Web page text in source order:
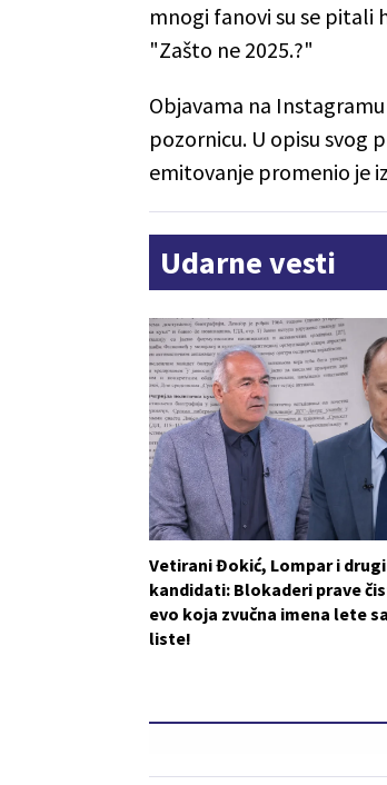
mnogi fanovi su se pitali
"Zašto ne 2025.?"
Objavama na
pozornicu. U opisu svog
emitovanje promenio je
Udarne vesti
Vetirani Đokić, Lompar i drugi
kandidati: Blokaderi prave
evo koja zvučna imena lete sa
liste!